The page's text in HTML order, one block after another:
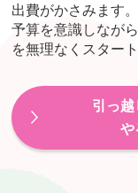
出費がかさみます
予算を意識しなが
を無理なくスター
引っ
や